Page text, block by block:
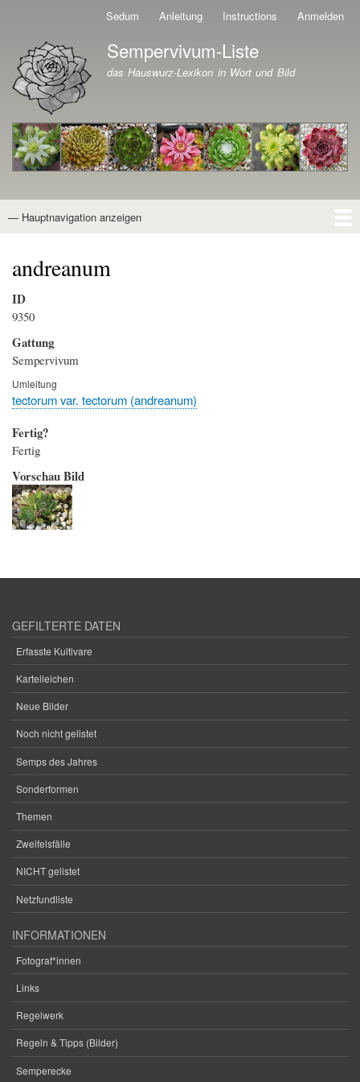
Direkt
zum
Inhalt
Sedum Anleitung Instructions Anmelden
Branding der Website
Sempervivum-Liste
das Hauswurz-Lexikon in Wort und Bild
Hauptnavigation
— Hauptnavigation anzeigen
andreanum
ID
9350
Gattung
Sempervivum
Umleitung
tectorum var. tectorum (andreanum)
Fertig?
Fertig
Vorschau Bild
GEFILTERTE DATEN
Erfasste Kultivare
Karteileichen
Neue Bilder
Noch nicht gelistet
Semps des Jahres
Sonderformen
Themen
Zweifelsfälle
NICHT gelistet
Netzfundliste
INFORMATIONEN
Fotograf*innen
Links
Regelwerk
Regeln & Tipps (Bilder)
Semperecke